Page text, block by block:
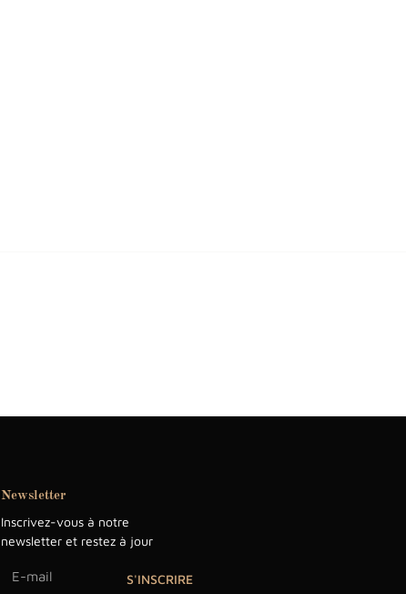
Newsletter
Inscrivez-vous à notre
newsletter et restez à jour
S'INSCRIRE